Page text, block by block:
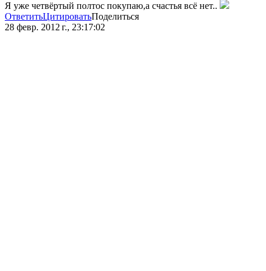
Я уже четвёртый полтос покупаю,а счастья всё нет..
ОтветитьЦитироватьПоделиться
28 февр. 2012 г., 23:17:02